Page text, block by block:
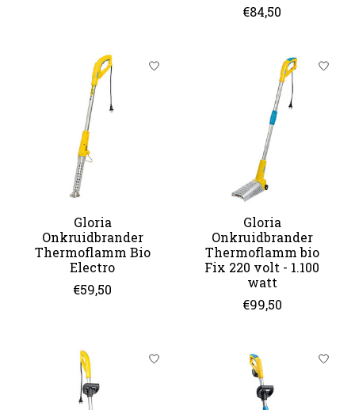
€84,50
Gloria
Onkruidbrander
Thermoflamm Bio
Electro
€59,50
Gloria
Onkruidbrander
Thermoflamm bio
Fix 220 volt - 1.100
watt
€99,50